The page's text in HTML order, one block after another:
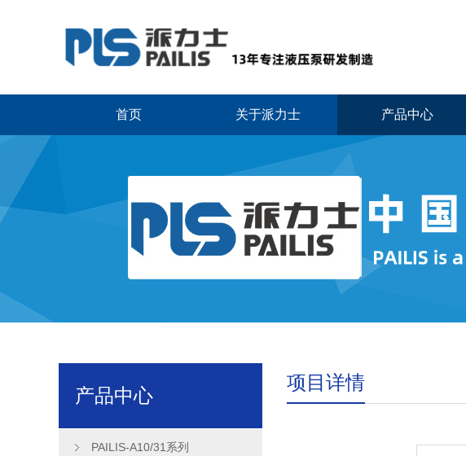
首页 关于派力士 产品中心
产品中心
PAILIS-A10/31系列
项目详情